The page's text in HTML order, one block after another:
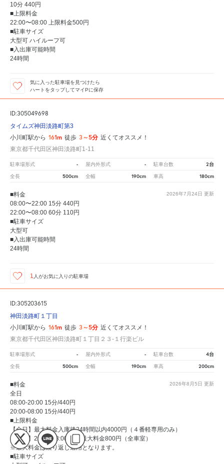
10分 440円
■上限料金
22:00〜08:00 上限料金500円
■駐車サイズ
大型可 ハイルーフ可
■入出庫可能時間
24時間
気に入った駐車場を見つけたら
ハートをタップしてマイPに保存
ID:305049698
タイムズ神田淡路町第3
小川町駅から 161m 徒歩 3～5分 近くてオススメ！
東京都千代田区神田淡路町1-11
駐車場形式 - 屋内外形式 - 駐車台数 2台
全長 500cm 全幅 190cm 車高 180cm
2026年7月24日 更新
■料金
08:00〜22:00 15分 440円
22:00〜08:00 60分 110円
■駐車サイズ
大型可
■入出庫可能時間
24時間
1 人がお気に入りの駐車場
ID:305203615
神田淡路町１丁目
小川町駅から 161m 徒歩 3～5分 近くてオススメ！
東京都千代田区神田淡路町１丁目２３‐１行楽ビル
駐車場形式 - 屋内外形式 - 駐車台数 4台
全長 500cm 全幅 190cm 車高 200cm
2026年8月5日 更新
■料金
全日
08:00-20:00 15分/440円
20:00-08:00 15分/440円
■上限料金
【全日】最大料金入庫後24時間以内4000円（４番軽専用のみ）
【全日】20:00～8:00以内 最大料金800円（全車室）
※最大料金は繰り返し適用となります。
■駐車サイズ